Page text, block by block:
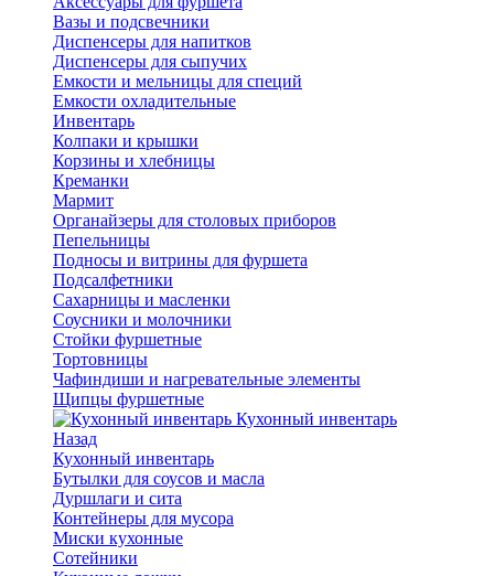
Вазы и подсвечники
Диспенсеры для напитков
Диспенсеры для сыпучих
Емкости и мельницы для специй
Емкости охладительные
Инвентарь
Колпаки и крышки
Корзины и хлебницы
Креманки
Мармит
Органайзеры для столовых приборов
Пепельницы
Подносы и витрины для фуршета
Подсалфетники
Сахарницы и масленки
Соусники и молочники
Стойки фуршетные
Тортовницы
Чафиндиши и нагревательные элементы
Щипцы фуршетные
Кухонный инвентарь
Назад
Кухонный инвентарь
Бутылки для соусов и масла
Дуршлаги и сита
Контейнеры для мусора
Миски кухонные
Сотейники